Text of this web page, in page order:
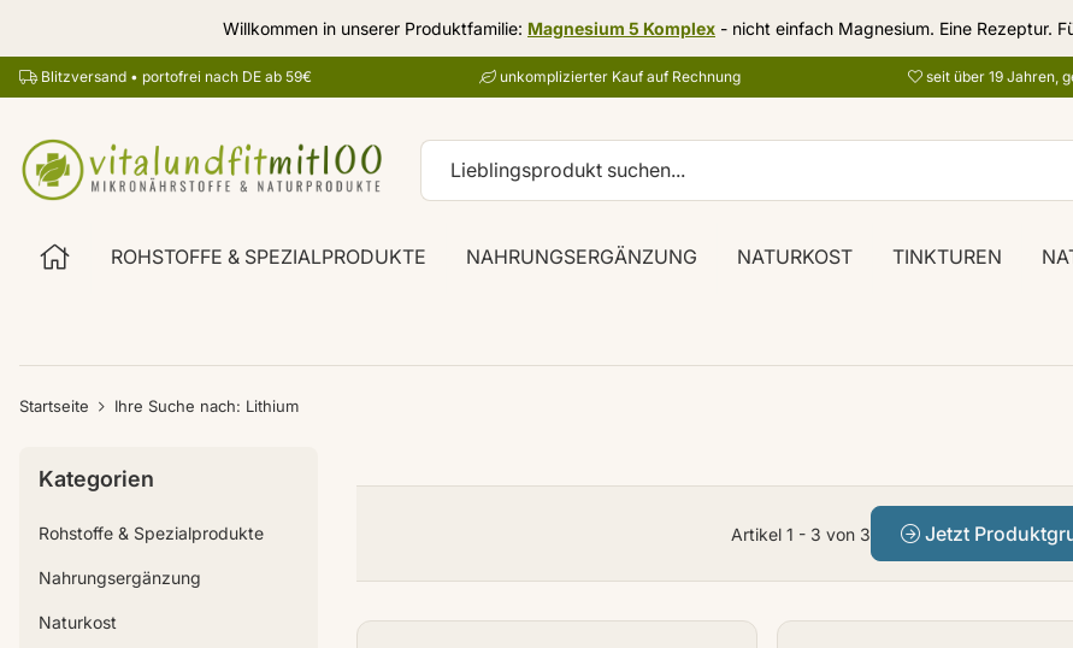
Willkommen in unserer Produktfamilie: Magnesium 5 Komplex - nicht einfach Magnesium. Eine Rezeptur.
Blitzversand • portofrei nach DE ab 59€ unkomplizierter Kauf auf Rechnung seit über 19 Jahren,
ROHSTOFFE & SPEZIALPRODUKTE NAHRUNGSERGÄNZUNG NATURKOST TINKTUREN
Startseite Ihre Suche nach: Lithium
Jetzt
Artikel 1 - 3 von 3
Kategorien
Rohstoffe & Spezialprodukte
Nahrungsergänzung
Naturkost